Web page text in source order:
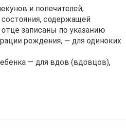
и попечителей;
содержащей
записаны по указанию
рождения, — для одиноких
— для вдов (вдовцов),